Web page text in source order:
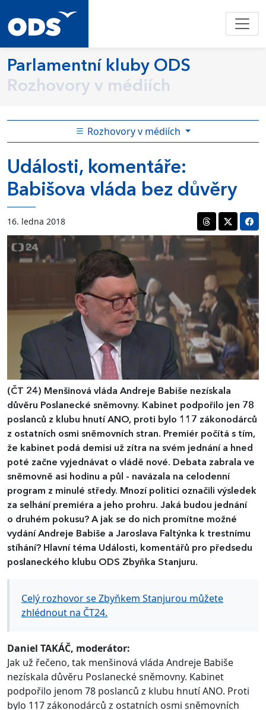
Parlamentní kluby ODS
Rozhovory v médiích
Rozhovory v médiích
Události, komentáře:
Babišova vláda bez důvěry
16. ledna 2018
(ČT 24) Menšinová vláda Andreje Babiše nezískala
důvěru Poslanecké sněmovny. Kabinet podpořilo jen 78
poslanců z klubu hnutí ANO, proti bylo 117 zákonodárců
z ostatních osmi sněmovních stran. Premiér počítá s tím,
že kabinet podá demisi už zítra na svém jednání a hned
poté začne vyjednávat o vládě nové. Debata zabrala ve
sněmovně asi hodinu a půl - navázala na celodenní
program z minulé středy. Mnozí politici označili výsledek
za selhání premiéra a jeho prohru. Jaká budou jednání
o druhém pokusu? A jak se do nich promítne možné
vydání Andreje Babiše a Jaroslava Faltýnka k trestnímu
stíhání? Hlavní téma Události, komentářů pro předsedu
poslaneckého klubu ODS Zbyňka Stanjuru.
Celý rozhovor se Zbyňkem Stanjurou můžete
zhlédnout na ČT24.
Daniel TAKÁČ, moderátor:
Jak už řečeno, tak menšinová vláda Andreje Babiše
nezískala důvěru Poslanecké sněmovny. Kabinet
podpořilo jenom 78 poslanců z klubu hnutí ANO. Proti
bylo 117 zákonodárců z ostatních osmi sněmovních